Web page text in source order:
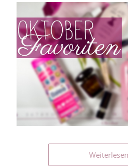
Weiterlesen